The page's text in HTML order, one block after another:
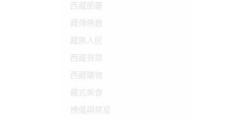
西藏節慶
藏傳佛教
藏族人民
西藏貨幣
西藏購物
藏式美食
禮儀與禁忌